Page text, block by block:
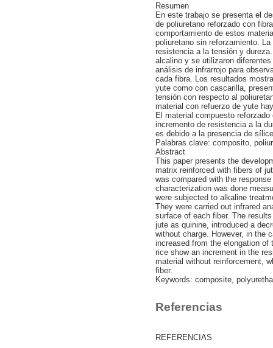
Resumen
En este trabajo se presenta el
de poliuretano reforzado con
comportamiento de estos
poliuretano sin reforzamiento.
resistencia a la tensión y
alcalino y se utilizaron
análisis de infrarrojo para
cada fibra. Los resultados
yute como con cascarilla,
tensión con respecto al
material con refuerzo de yute
El material compuesto
incremento de resistencia a la
es debido a la presencia de
Palabras clave: composito,
Abstract
This paper presents the
matrix reinforced with fibers of
was compared with the
characterization was done
were subjected to alkaline
They were carried out infrared
surface of each fiber. The
jute as quinine, introduced a
without charge. However, in the
increased from the elongation
rice show an increment in the
material without reinforcement,
fiber.
Keywords: composite,
Referencias
REFERENCIAS